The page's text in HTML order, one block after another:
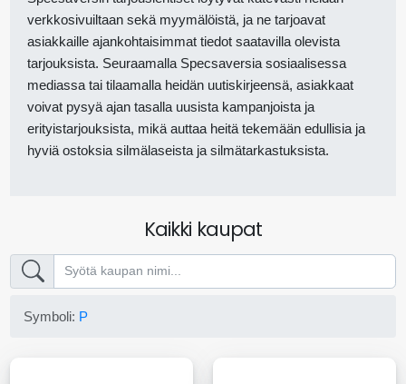
verkkosivuiltaan sekä myymälöistä, ja ne tarjoavat
asiakkaille ajankohtaisimmat tiedot saatavilla olevista
tarjouksista. Seuraamalla Specsaversia sosiaalisessa
mediassa tai tilaamalla heidän uutiskirjeensä, asiakkaat
voivat pysyä ajan tasalla uusista kampanjoista ja
erityistarjouksista, mikä auttaa heitä tekemään edullisia ja
hyviä ostoksia silmälaseista ja silmätarkastuksista.
Kaikki kaupat
Symboli: P